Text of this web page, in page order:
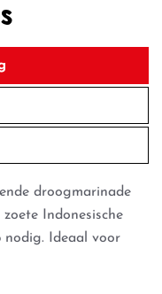
droogmarinade
Indonesische
nodig. Ideaal voor